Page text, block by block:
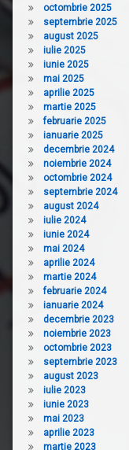
octombrie 2025
septembrie 2025
august 2025
iulie 2025
iunie 2025
mai 2025
aprilie 2025
martie 2025
februarie 2025
ianuarie 2025
decembrie 2024
noiembrie 2024
octombrie 2024
septembrie 2024
august 2024
iulie 2024
iunie 2024
mai 2024
aprilie 2024
martie 2024
februarie 2024
ianuarie 2024
decembrie 2023
noiembrie 2023
octombrie 2023
septembrie 2023
august 2023
iulie 2023
iunie 2023
mai 2023
aprilie 2023
martie 2023